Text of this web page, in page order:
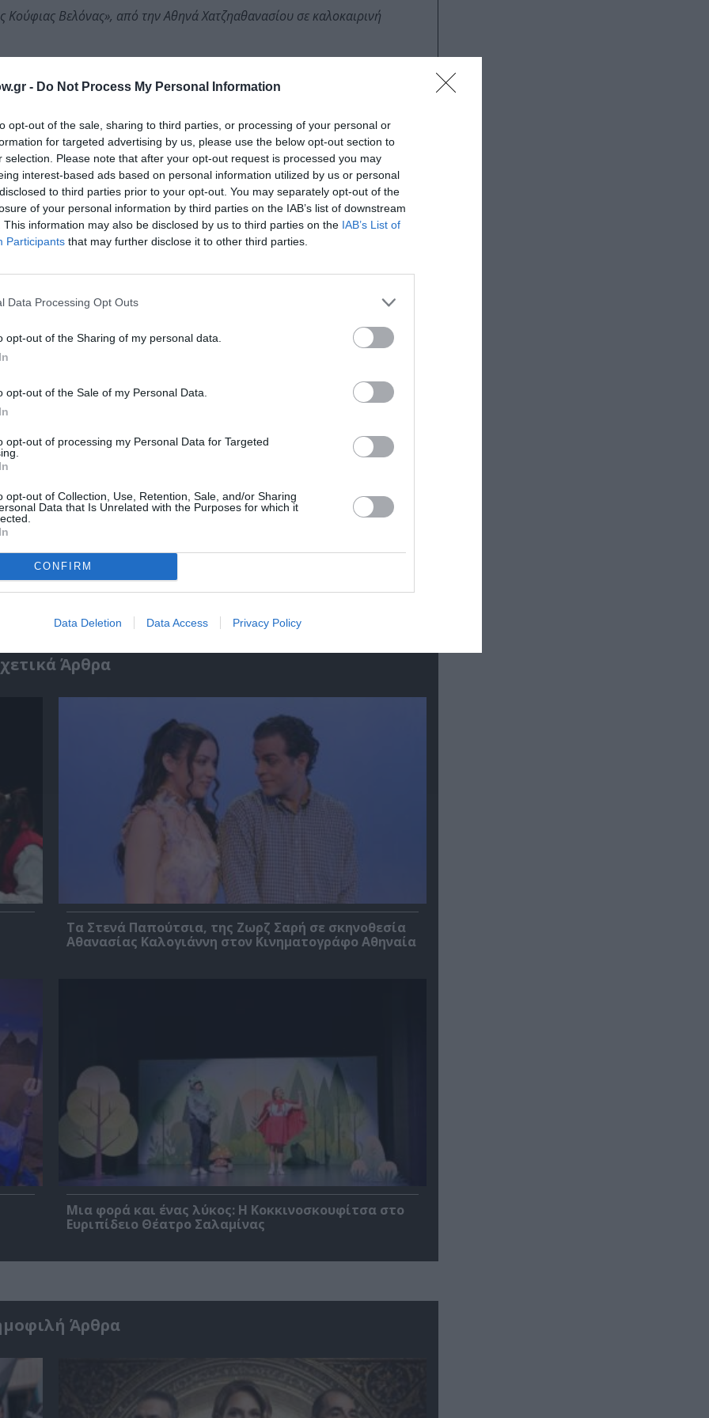
- Do Not Process My Personal Information
opt-out of the sale, sharing to third parties, or processing of your personal or
for targeted advertising by us, please use the below opt-out section to
selection. Please note that after your opt-out request is processed you may
interest-based ads based on personal information utilized by us or personal
to third parties prior to your opt-out. You may separately opt-out of the
of your personal information by third parties on the IAB’s list of downstream
This information may also be disclosed by us to third parties on the IAB’s List of
Participants that may further disclose it to other third parties.
Data Processing Opt Outs
opt-out of the Sharing of my personal data.
opt-out of the Sale of my Personal Data.
opt-out of processing my Personal Data for Targeted
opt-out of Collection, Use, Retention, Sale, and/or Sharing
Data that Is Unrelated with the Purposes for which it
CONFIRM
Data Deletion Data Access Privacy Policy
Κούφιας Βελόνας», από την Αθηνά Χατζηαθανασίου σε καλοκαιρινή
Γιάννη Ξανθούλη σε σκηνοθεσία Χρήστου Τριπόδη σε καλοκαιρινή
στο
ΠΑΙΔΙΚΟ ΣΙΝΕΜΑ - ΠΑΙΔΙΚΕΣ ΤΑΙΝΙΕΣ ΦΑΝΤΑΣΙΑΣ - ANIMATION
και τον Πολιτισμό!
το Culturenow.gr
Άρθρα
Τα Στενά Παπούτσια, της Ζωρζ Σαρή σε σκηνοθεσία
Αθανασίας Καλογιάννη στον Κινηματογράφο Αθηναία
Μια φορά και ένας λύκος: Η Κοκκινοσκουφίτσα στο
Ευριπίδειο Θέατρο Σαλαμίνας
Άρθρα